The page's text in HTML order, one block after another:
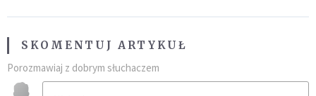
SKOMENTUJ ARTYKUŁ
Porozmawiaj z dobrym słuchaczem